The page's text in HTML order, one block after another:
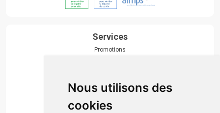
Nous utilisons des
cookies
Services
Promotions
Actualités & conseils
Événements
Marques